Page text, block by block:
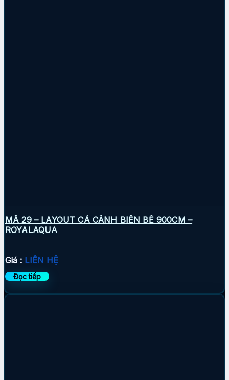
MÃ 29 – LAYOUT CÁ CẢNH BIỂN BỂ 900CM –
ROYALAQUA
Giá : LIÊN HỆ
Đọc tiếp